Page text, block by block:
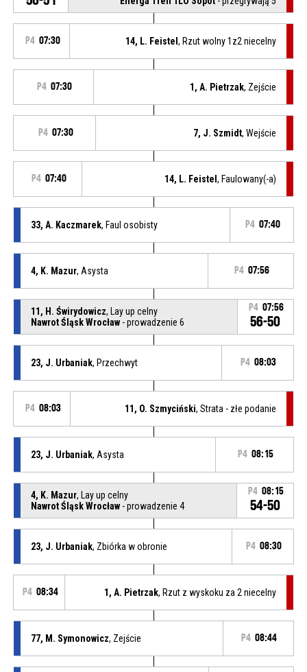
P4 07:30 14, L. Feistel, Rzut wolny 1z2 niecelny
P4 07:30 1, A. Pietrzak, Zejście
P4 07:30 7, J. Szmidt, Wejście
P4 07:40 14, L. Feistel, Faulowany(-a)
33, A. Kaczmarek, Faul osobisty P4 07:40
4, K. Mazur, Asysta P4 07:56
11, H. Świrydowicz, Lay up celny
Nawrot Śląsk Wrocław- prowadzenie 6
P4 07:56
56-50
23, J. Urbaniak, Przechwyt P4 08:03
P4 08:03 11, O. Szmyciński, Strata - złe podanie
23, J. Urbaniak, Asysta P4 08:15
4, K. Mazur, Lay up celny
Nawrot Śląsk Wrocław- prowadzenie 4
P4 08:15
54-50
23, J. Urbaniak, Zbiórka w obronie P4 08:30
P4 08:34 1, A. Pietrzak, Rzut z wyskoku za 2 niecelny
77, M. Symonowicz, Zejście P4 08:44